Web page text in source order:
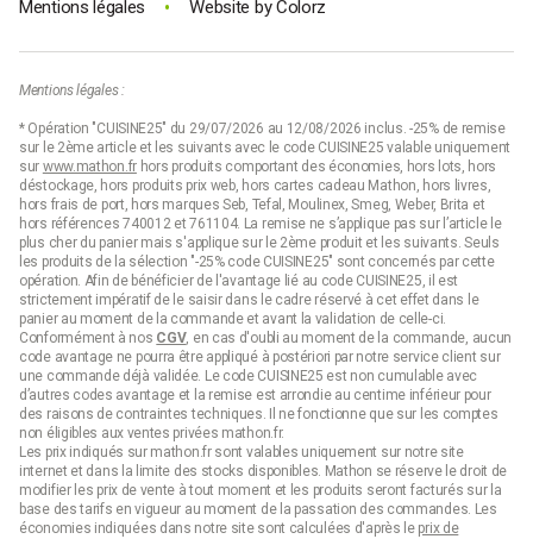
Mentions légales • Website byColorz
Mentions légales :
* Opération "CUISINE25" du 29/07/2026 au 12/08/2026 inclus. -25% de remise
sur le 2ème article et les suivants avec le code CUISINE25 valable uniquement
sur www.mathon.frhors produits comportant des économies, hors lots, hors
déstockage, hors produits prix web, hors cartes cadeau Mathon, hors livres,
hors frais de port, hors marques Seb, Tefal, Moulinex, Smeg, Weber, Brita et
hors références 740012 et 761104. La remise ne s’applique pas sur l’article le
plus cher du panier mais s'applique sur le 2ème produit et les suivants. Seuls
les produits de la sélection "-25% code CUISINE25" sont concernés par cette
opération. Afin de bénéficier de l'avantage lié au code CUISINE25, il est
strictement impératif de le saisir dans le cadre réservé à cet effet dans le
panier au moment de la commande et avant la validation de celle-ci.
Conformément à nos CGV, en cas d'oubli au moment de la commande, aucun
code avantage ne pourra être appliqué à postériori par notre service client sur
une commande déjà validée. Le code CUISINE25 est non cumulable avec
d’autres codes avantage et la remise est arrondie au centime inférieur pour
des raisons de contraintes techniques. Il ne fonctionne que sur les comptes
non éligibles aux ventes privées mathon.fr.
Les prix indiqués sur mathon.fr sont valables uniquement sur notre site
internet et dans la limite des stocks disponibles. Mathon se réserve le droit de
modifier les prix de vente à tout moment et les produits seront facturés sur la
base des tarifs en vigueur au moment de la passation des commandes. Les
économies indiquées dans notre site sont calculées d'après le prix de